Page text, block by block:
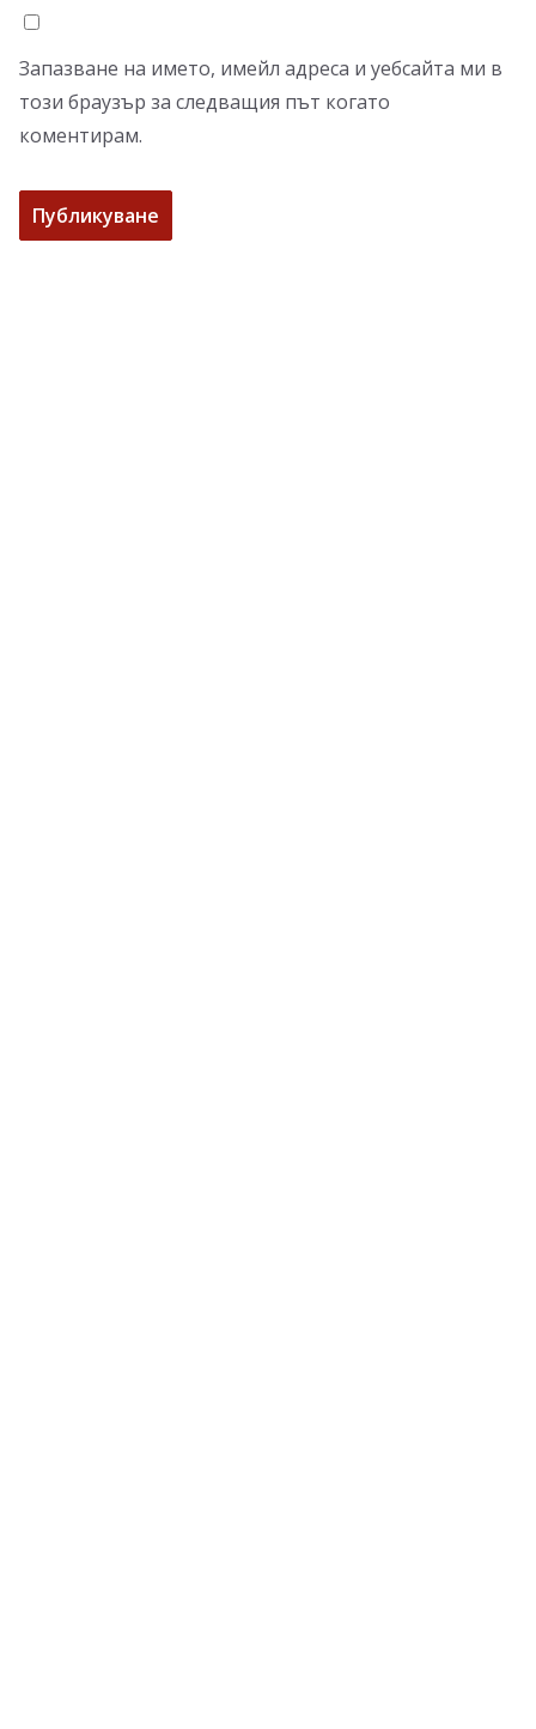
Запазване на името, имейл адреса и уебсайта ми в
този браузър за следващия път когато
коментирам.